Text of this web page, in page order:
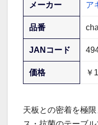
メーカー ア
品番
JANコード
価格 ￥
天板との密着を極